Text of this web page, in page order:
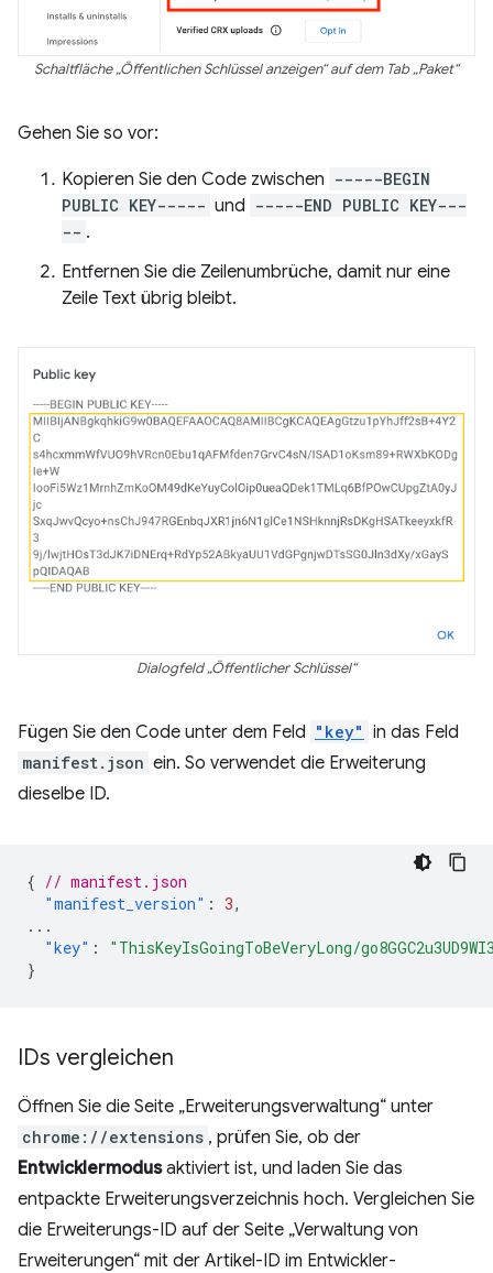
Schaltfläche „Öffentlichen Schlüssel anzeigen“ auf dem Tab „Paket“
Gehen Sie so vor:
Kopieren Sie den Code zwischen -----BEGIN
PUBLIC KEY----- und -----END PUBLIC KEY---
-- .
Entfernen Sie die Zeilenumbrüche, damit nur eine
Zeile Text übrig bleibt.
Dialogfeld „Öffentlicher Schlüssel“
Fügen Sie den Code unter dem Feld "key" in das Feld
manifest.json ein. So verwendet die Erweiterung
dieselbe ID.
{ // manifest.json
"manifest_version" : 3,
...
"key" :
"ThisKeyIsGoingToBeVeryLong/
}
IDs vergleichen
Öffnen Sie die Seite „Erweiterungsverwaltung“ unter
chrome://extensions , prüfen Sie, ob der
Entwicklermodusaktiviert ist, und laden Sie das
entpackte Erweiterungsverzeichnis hoch. Vergleichen Sie
die Erweiterungs-ID auf der Seite „Verwaltung von
Erweiterungen“ mit der Artikel-ID im Entwickler-